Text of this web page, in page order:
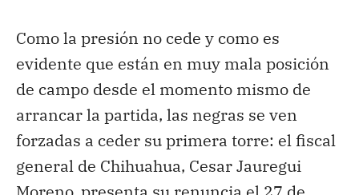
Como la presión no cede y como es
evidente que están en muy mala posición
de campo desde el momento mismo de
arrancar la partida, las negras se ven
forzadas a ceder su primera torre: el fiscal
general de Chihuahua, Cesar Jauregui